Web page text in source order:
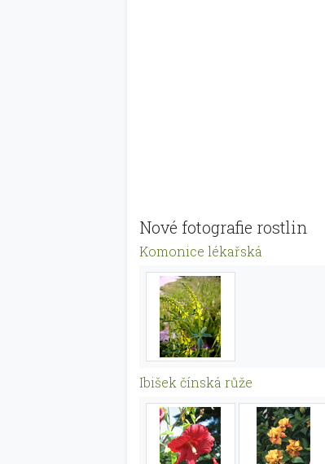
Nové fotografie rostlin
Komonice lékařská
Ibišek čínská růže